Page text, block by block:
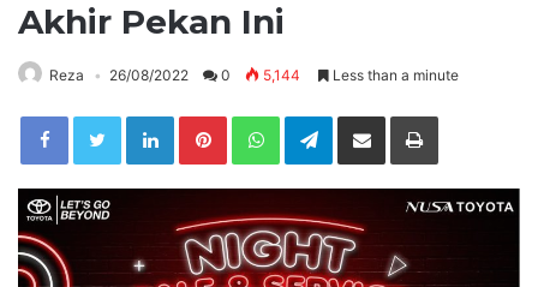
Akhir Pekan Ini
Reza 26/08/2022 0 5,144 Less than a minute
LinkedInPinterestWhatsAppTelegramShare via Email Print